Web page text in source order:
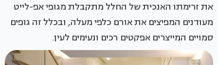
את זרימתו האנכית של החלל מתקבלת מגופי אפ-לייט
מעודנים המפיצים את אורם כלפי מעלה, ובכלל זה גופים
סמויים המייצרים אפקטים רכים ונעימים לעין.